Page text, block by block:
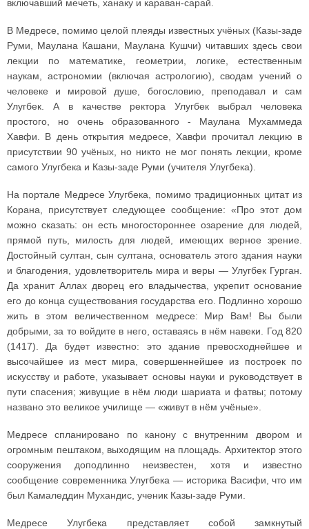
включавший мечеть, ханаку и караван-сарай.
В Медресе, помимо целой плеяды известных учёных (Казы-заде
Руми, Маулана Кашани, Маулана Кушчи) читавших здесь свои
лекции по математике, геометрии, логике, естественным
наукам, астрономии (включая астрологию), сводам учений о
человеке и мировой душе, богословию, преподавал и сам
Улугбек. А в качестве ректора Улугбек выбрал человека
простого, но очень образованного - Маулана Мухаммеда
Хавфи. В день открытия медресе, Хавфи прочитал лекцию в
присутствии 90 учёных, но никто не мог понять лекции, кроме
самого Улугбека и Казы-заде Руми (учителя Улугбека).
На портале Медресе Улугбека, помимо традиционных цитат из
Корана, присутствует следующее сообщение: «Про этот дом
можно сказать: он есть многостороннее озарение для людей,
прямой путь, милость для людей, имеющих верное зрение.
Достойный султан, сын султана, основатель этого здания науки
и благодения, удовлетворитель мира и веры — Улугбек Гурган.
Да хранит Аллах дворец его владычества, укрепит основание
его до конца существования государства его. Подлинно хорошо
жить в этом величественном медресе: Мир Вам! Вы были
добрыми, за то войдите в него, оставаясь в нём навеки. Год 820
(1417). Да будет известно: это здание превосходнейшее и
высочайшее из мест мира, совершеннейшее из построек по
искусству и работе, указывает основы науки и руководствует в
пути спасения; живущие в нём люди шариата и фатвы; потому
названо это великое училище — «живут в нём учёные».
Медресе спланировано по канону с внутренним двором и
огромным пештаком, выходящим на площадь. Архитектор этого
сооружения доподлинно неизвестен, хотя и известно
сообщение современника Улугбека — историка Васифи, что им
был Камаледдин Мухандис, ученик Казы-заде Руми.
Медресе Улугбека представляет собой замкнутый